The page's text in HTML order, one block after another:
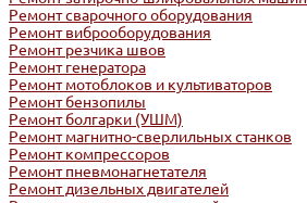
Ремонт сварочного оборудования
Ремонт виброоборудования
Ремонт резчика швов
Ремонт генератора
Ремонт мотоблоков и культиваторов
Ремонт бензопилы
Ремонт болгарки (УШМ)
Ремонт магнитно-сверлильных станков
Ремонт компрессоров
Ремонт пневмонагнетателя
Ремонт дизельных двигателей